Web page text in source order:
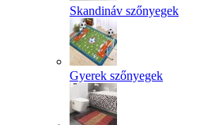
Skandináv szőnyegek
Gyerek szőnyegek